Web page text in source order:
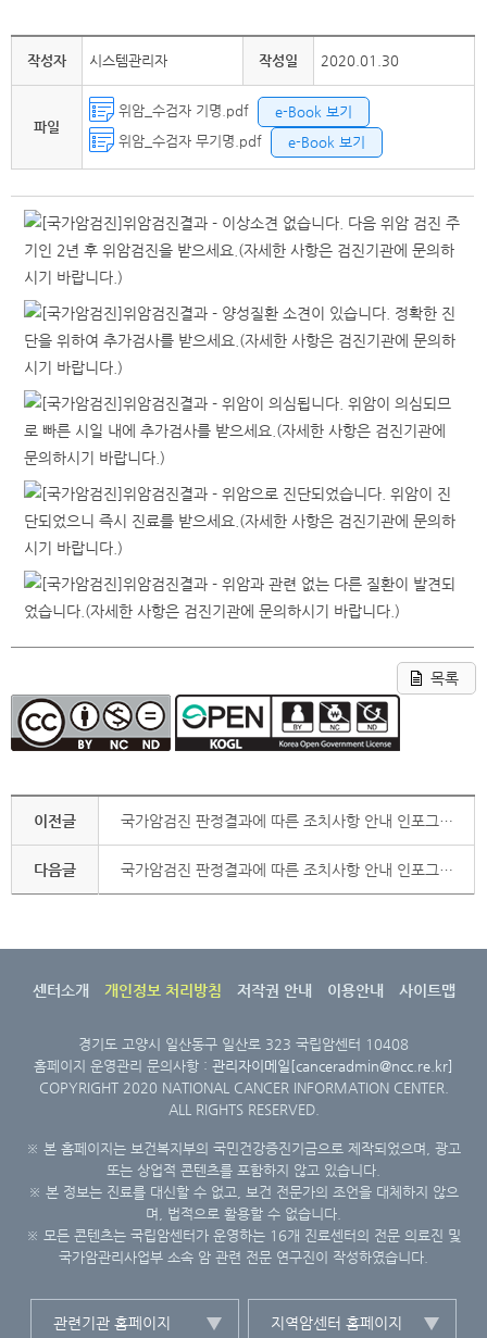
작성자 시스템관리자 작성일 2020.01.30
파일
위암_수검자 기명.pdf
e-Book 보기
위암_수검자 무기명.pdf
e-Book 보기
목록
이전글 국가암검진 판정결과에 따른 조치사항 안내 인포그래픽(검진기관용)_간암
다음글 국가암검진 판정결과에 따른 조치사항 안내 인포그래픽(검진기관용)_대장암
센터소개 개인정보 처리방침 저작권 안내 이용안내 사이트맵
경기도 고양시 일산동구 일산로 323 국립암센터 10408
홈페이지 운영관리 문의사항 : 관리자이메일[canceradmin@ncc.re.kr]
COPYRIGHT 2020 NATIONAL CANCER INFORMATION CENTER.
ALL RIGHTS RESERVED.
※ 본 홈페이지는 보건복지부의 국민건강증진기금으로 제작되었으며, 광고
또는 상업적 콘텐츠를 포함하지 않고 있습니다.
※ 본 정보는 진료를 대신할 수 없고, 보건 전문가의 조언을 대체하지 않으
며, 법적으로 활용할 수 없습니다.
※ 모든 콘텐츠는 국립암센터가 운영하는 16개 진료센터의 전문 의료진 및
국가암관리사업부 소속 암 관련 전문 연구진이 작성하였습니다.
관련기관 홈페이지 지역암센터 홈페이지